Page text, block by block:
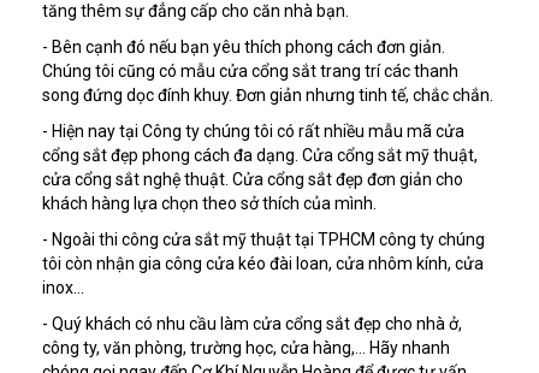
tăng thêm sự đẳng cấp cho căn nhà bạn.
- Bên cạnh đó nếu bạn yêu thích phong cách đơn giản.
Chúng tôi cũng có mẫu cửa cổng sắt trang trí các thanh
song đứng dọc đính khuy. Đơn giản nhưng tinh tế, chắc chắn.
- Hiện nay tại Công ty chúng tôi có rất nhiều mẫu mã cửa
cổng sắt đẹp phong cách đa dạng. Cửa cổng sắt mỹ thuật,
cửa cổng sắt nghệ thuật. Cửa cổng sắt đẹp đơn giản cho
khách hàng lựa chọn theo sở thích của mình.
- Ngoài thi công cửa sắt mỹ thuật tại TPHCM công ty chúng
tôi còn nhận gia công cửa kéo đài loan, cửa nhôm kính, cửa
inox…
- Quý khách có nhu cầu làm cửa cổng sắt đẹp cho nhà ở,
công ty, văn phòng, trường học, cửa hàng,… Hãy nhanh